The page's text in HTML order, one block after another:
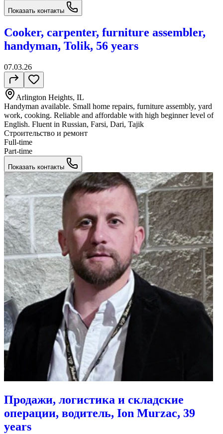
Показать контакты
Cooker, carpenter, furniture assembler,
handyman, Tolik, 56 years
07.03.26
Arlington Heights, IL
Handyman available. Small home repairs, furniture assembly, yard
work, cooking. Reliable and affordable with high beginner level of
English. Fluent in Russian, Farsi, Dari, Tajik
Строительство и ремонт
Full-time
Part-time
Показать контакты
Продажи, логистика и складские
операции, водитель, Ion Murzac, 39
years